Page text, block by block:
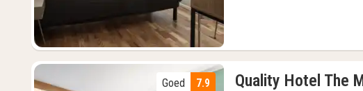
7.9
Goed Quality Hotel The